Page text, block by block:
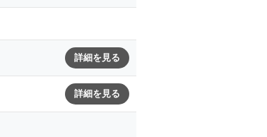
詳細を見る
詳細を見る